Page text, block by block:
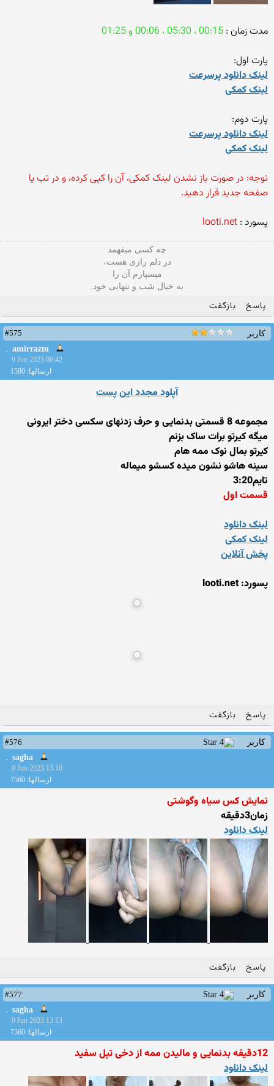
مدت زمان : 00:15 ، 05:30 ، 00:06 و 01:25
پارت اول:
لینک دانلود پرسرعت
لینک کمکی
پارت دوم:
لینک دانلود پرسرعت
لینک کمکی
توجه: در صورت باز نشدن لینک کمکی، آن را کپی کرده، و در تب یا
صفحه جدید قرار دهید.
پسورد : looti.net
چه کسی میفهمد
در دلم رازی هست،
میسپارم آن را
به خیال شب و تنهایی خود.
پاسخ بازگفت
کاربر
#575
amirrazm
9 Jun 2023 06:42
ارسالها: 1580
آپلود مجدد این پست
مجموعه 8 قسمتی بدنمایی و حرف زدنهای سکسی دختر ایرونی
میگه کیرتو برات ساک بزنم
کیرتو بمال نوک ممه هام
سینه هاشو نشون میده کسشو میماله
تایم3:20
قسمت اول
لینک دانلود
لینک کمکی
پخش آنلاین
پسورد: looti.net
پاسخ بازگفت
کاربر
#576
sagha
9 Jun 2023 13:10
ارسالها: 7560
نمایش کس سیاه وگوشتی
زمان3دقیقه
لینک دانلود
پاسخ بازگفت
کاربر
#577
sagha
9 Jun 2023 13:13
ارسالها: 7560
12دقیقه بدنمایی و مالیدن ممه از دخی تپل سفید
لینک دانلود